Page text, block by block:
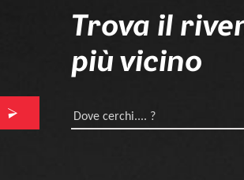
Trova il
più vicino
Dove cerchi.... ?